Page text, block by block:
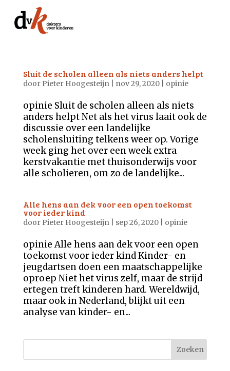
Sluit de scholen alleen als niets anders helpt
door Pieter Hoogesteijn| nov 29, 2020| opinie
opinie Sluit de scholen alleen als niets
anders helpt Net als het virus laait ook de
discussie over een landelijke
scholensluiting telkens weer op. Vorige
week ging het over een week extra
kerstvakantie met thuisonderwijs voor
alle scholieren, om zo de landelijke...
Alle hens aan dek voor een open toekomst
voor ieder kind
door Pieter Hoogesteijn| sep 26, 2020| opinie
opinie Alle hens aan dek voor een open
toekomst voor ieder kind Kinder- en
jeugdartsen doen een maatschappelijke
oproep Niet het virus zelf, maar de strijd
ertegen treft kinderen hard. Wereldwijd,
maar ook in Nederland, blijkt uit een
analyse van kinder- en...